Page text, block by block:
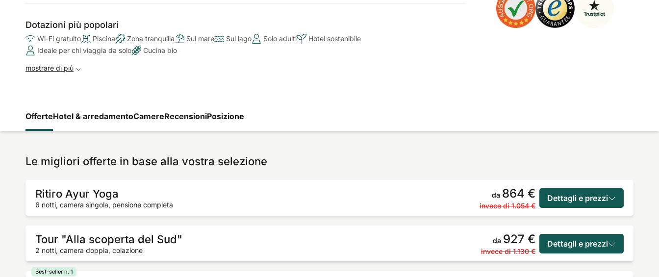
Dotazioni più popolari
Wi-Fi gratuito Piscina Zona tranquilla Sul mare Sul lago Solo adulti
Hotel sostenibile
Ideale per chi viaggia da solo
Cucina bio
mostrare di più
OfferteHotel & arredamentoCamereRecensioniPosizione
Le migliori offerte in base alla vostra selezione
Ritiro Ayur Yoga
6 notti, camera singola, pensione completa
da 864 €
invece di 1.054 €
Dettagli e prezzi
Tour "Alla scoperta del Sud"
2 notti, camera doppia, colazione
da 927 €
invece di 1.130 €
Dettagli e prezzi
Best-seller n. 1